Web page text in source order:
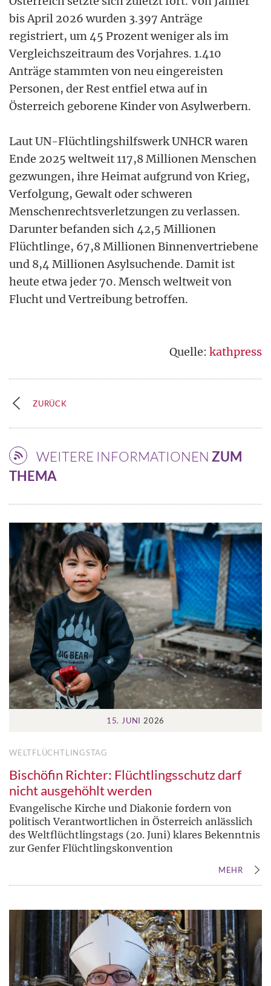
bis April 2026 wurden 3.397 Anträge
registriert, um 45 Prozent weniger als im
Vergleichszeitraum des Vorjahres. 1.410
Anträge stammten von neu eingereisten
Personen, der Rest entfiel etwa auf in
Österreich geborene Kinder von Asylwerbern.
Laut UN-Flüchtlingshilfswerk UNHCR waren
Ende 2025 weltweit 117,8 Millionen Menschen
gezwungen, ihre Heimat aufgrund von Krieg,
Verfolgung, Gewalt oder schweren
Menschenrechtsverletzungen zu verlassen.
Darunter befanden sich 42,5 Millionen
Flüchtlinge, 67,8 Millionen Binnenvertriebene
und 8,4 Millionen Asylsuchende. Damit ist
heute etwa jeder 70. Mensch weltweit von
Flucht und Vertreibung betroffen.
Quelle: kathpress
ZURÜCK
WEITERE INFORMATIONEN ZUM
THEMA
15. JUNI 2026
WELTFLÜCHTLINGSTAG
Bischöfin Richter: Flüchtlingsschutz darf
nicht ausgehöhlt werden
Evangelische Kirche und Diakonie fordern von
politisch Verantwortlichen in Österreich anlässlich
des Weltflüchtlingstags (20. Juni) klares Bekenntnis
zur Genfer Flüchtlingskonvention
MEHR